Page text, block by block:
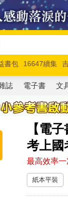
書包 16647續集
克 玩具總動員5
誌 電子書 文
【電
考上國
最高效率
紙本平裝